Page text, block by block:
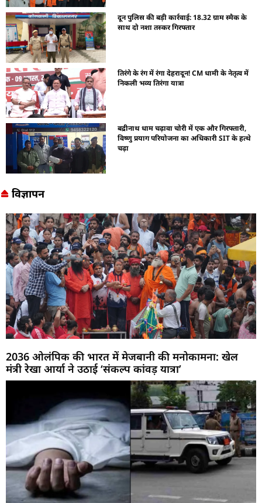
दून पुलिस की बड़ी कार्रवाई: 18.32 ग्राम स्मैक के
साथ दो नशा तस्कर गिरफ्तार
तिरंगे के रंग में रंगा देहरादून! CM धामी के नेतृत्व में
निकली भव्य तिरंगा यात्रा
बद्रीनाथ धाम चढ़ावा चोरी में एक और गिरफ्तारी,
विष्णु प्रयाग परियोजना का अधिकारी SIT के हत्थे
चढ़ा
विज्ञापन
2036 ओलंपिक की भारत में मेजबानी की मनोकामना: खेल
मंत्री रेखा आर्या ने उठाई ‘संकल्प कांवड़ यात्रा’